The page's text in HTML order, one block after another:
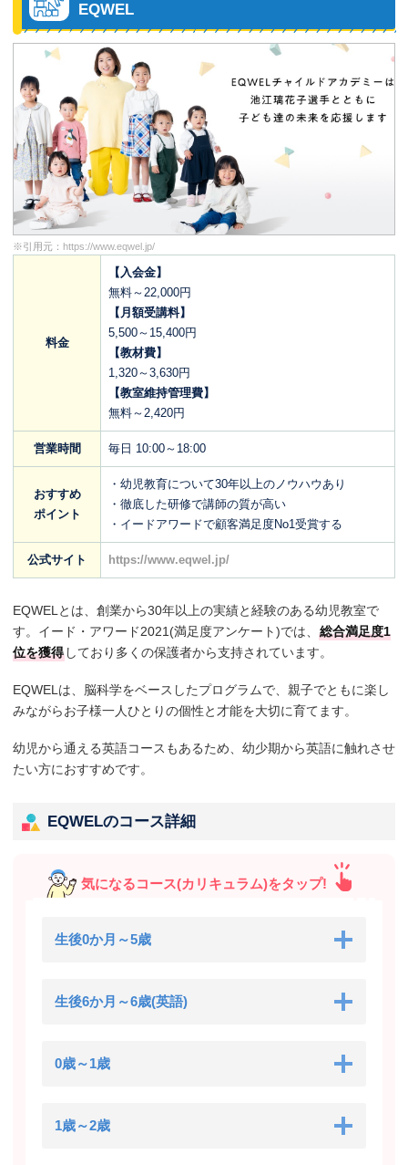
EQWEL
※引用元： https://www.eqwel.jp/
料金
【入会金】
無料～22,000円
【月額受講料】
5,500～15,400円
【教材費】
1,320～3,630円
【教室維持管理費】
無料～2,420円
営業時間 毎日 10:00～18:00
おすすめ
ポイント
・幼児教育について30年以上のノウハウあり
・徹底した研修で講師の質が高い
・イードアワードで顧客満足度No1受賞する
公式サイト https://www.eqwel.jp/
EQWELとは、創業から30年以上の実績と経験のある幼児教室で
す。イード・アワード2021(満足度アンケート)では、 総合満足度1
位を獲得 しており多くの保護者から支持されています。
EQWELは、脳科学をベースしたプログラムで、親子でともに楽し
みながらお子様一人ひとりの個性と才能を大切に育てます。
幼児から通える英語コースもあるため、幼少期から英語に触れさせ
たい方におすすめです。
EQWELのコース詳細
気になるコース(カリキュラム)をタップ!
生後0か月～5歳
生後6か月～6歳(英語)
0歳～1歳
1歳～2歳